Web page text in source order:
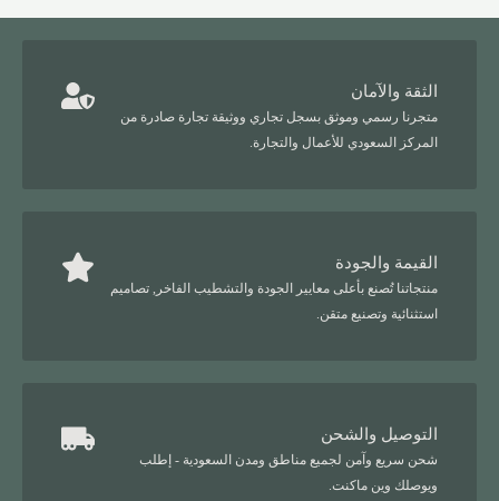
الثقة والآمان
متجرنا رسمي وموثق بسجل تجاري ووثيقة تجارة صادرة من
المركز السعودي للأعمال والتجارة.
القيمة والجودة
منتجاتنا تُصنع بأعلى معايير الجودة والتشطيب الفاخر, تصاميم
استثنائية وتصنيع متقن.
التوصيل والشحن
شحن سريع وآمن لجميع مناطق ومدن السعودية - إطلب
ويوصلك وين ماكنت.